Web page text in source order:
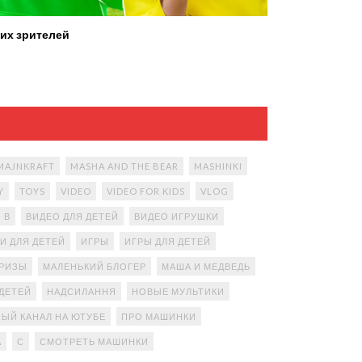
зрителей
MASHA AND THE BEAR MASHINKI
TOYS VIDEO VIDEO FOR KIDS VLOG
В ВИДЕО ДЛЯ ДЕТЕЙ ВИДЕО ИГРУШКИ
ДЛЯ ДЕТЕЙ ИГРЫ ИГРЫ ДЛЯ ДЕТЕЙ
МАЛЕНЬКИЙ БЛОГЕР МАША И МЕДВЕДЬ
НАДСИЛАННЯ НОВЫЕ МУЛЬТИКИ
КАНАЛ НА ЮТУБЕ ПРО МАШИНКИ
С СМОТРЕТЬ МАШИНКИ